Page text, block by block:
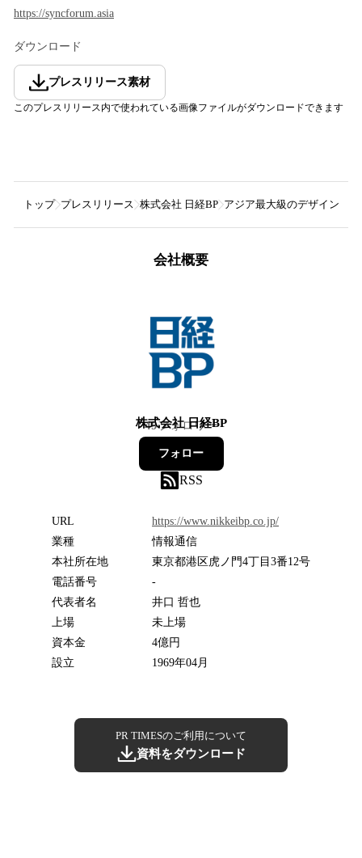
https://syncforum.asia
ダウンロード
プレスリリース素材
このプレスリリース内で使われている画像ファイルがダウンロードできます
トップ プレスリリース 株式会社 日経BP アジア最大級のデザイン×イ
会社概要
株式会社 日経BP
49フォロワー
フォロー
RSS
URL
https://www.nikkeibp.co.jp/
業種
情報通信
本社所在地
東京都港区虎ノ門4丁目3番12号
電話番号
-
代表者名
井口 哲也
上場
未上場
資本金
4億円
設立
1969年04月
PR TIMESのご利用について
資料をダウンロード